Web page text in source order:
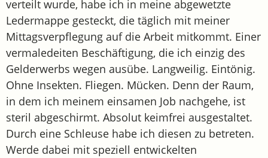
verteilt wurde, habe ich in meine abgewetzte
Ledermappe gesteckt, die täglich mit meiner
Mittagsverpflegung auf die Arbeit mitkommt. Einer
vermaledeiten Beschäftigung, die ich einzig des
Gelderwerbs wegen ausübe. Langweilig. Eintönig.
Ohne Insekten. Fliegen. Mücken. Denn der Raum,
in dem ich meinem einsamen Job nachgehe, ist
steril abgeschirmt. Absolut keimfrei ausgestaltet.
Durch eine Schleuse habe ich diesen zu betreten.
Werde dabei mit speziell entwickelten